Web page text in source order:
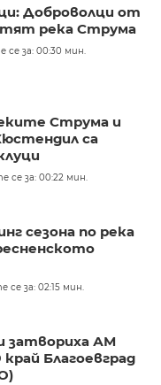
Доброволци от
река Струма
се за: 00:30 мин.
Струма и
са
се за: 00:22 мин.
сезона по река
се за: 02:15 мин.
АМ
Благоевград